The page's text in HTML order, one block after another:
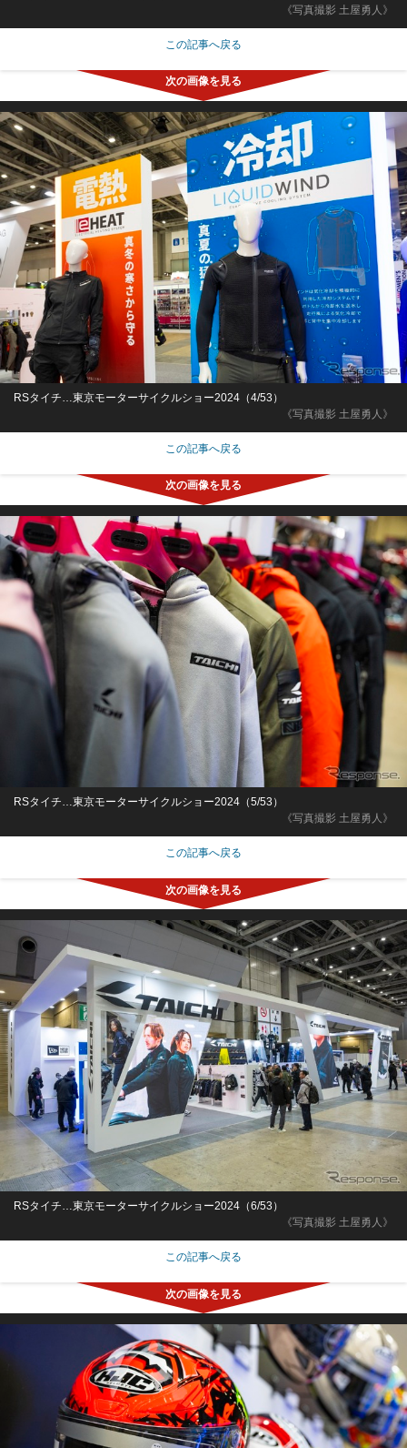
《写真撮影 土屋勇人》
この記事へ戻る
《写真撮影 土屋勇人》
RSタイチ…東京モーターサイクルショー2024（4/53）
この記事へ戻る
《写真撮影 土屋勇人》
RSタイチ…東京モーターサイクルショー2024（5/53）
この記事へ戻る
《写真撮影 土屋勇人》
RSタイチ…東京モーターサイクルショー2024（6/53）
この記事へ戻る